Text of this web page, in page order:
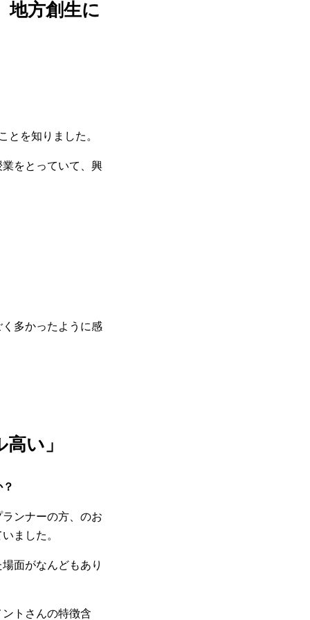
地方創生に
を知りました。
をとっていて、興
多かったように感
い」
ンナーの方、のお
ました。
面がなんどもあり
トさんの特徴含